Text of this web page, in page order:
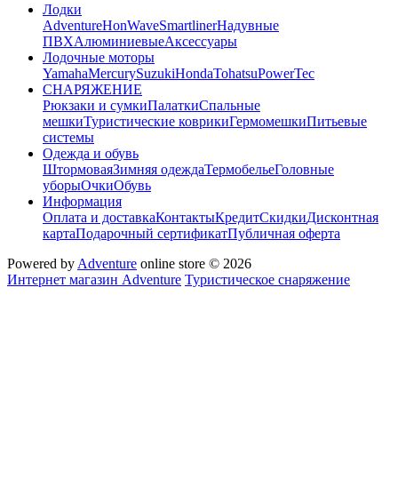
Лодки
AdventureHonWaveSmartlinerНадувные
ПВХАлюминиевыеАксессуары
Лодочные моторы
YamahaMercurySuzukiHondaTohatsuPowerTec
СНАРЯЖЕНИЕ
Рюкзаки и сумкиПалаткиСпальные
мешкиТуристические коврикиГермомешкиПитьевые
системы
Одежда и обувь
ШтормоваяЗимняя одеждаТермобельеГоловные
уборыОчкиОбувь
Информация
Оплата и доставкаКонтактыКредитСкидкиДисконтная
картаПодарочный сертификатПубличная оферта
Powered by Adventure online store © 2026
Интернет магазин Adventure Туристическое снаряжение